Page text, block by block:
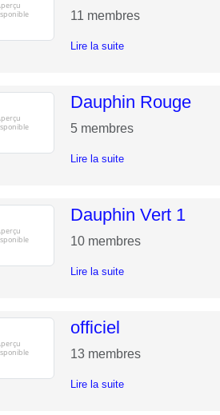
11 membres
Lire la suite
Dauphin Rouge
5membres
Lire la suite
Dauphin Vert 1
10membres
Lire la suite
officiel
13membres
Lire la suite